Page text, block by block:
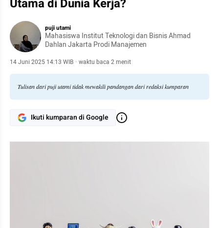
Utama di Dunia Kerja?
puji utami
Mahasiswa Institut Teknologi dan Bisnis Ahmad
Dahlan Jakarta Prodi Manajemen
14 Juni 2025 14:13 WIB · waktu baca 2 menit
Tulisan dari puji utami tidak mewakili pandangan dari redaksi kumparan
Ikuti kumparan di Google